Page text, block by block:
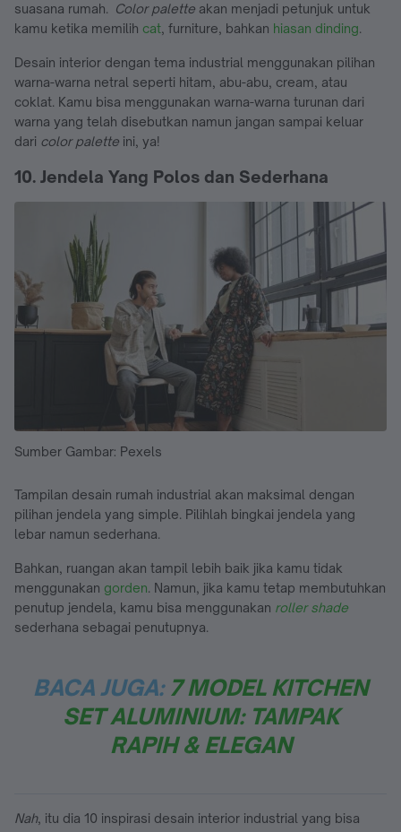
suasana rumah. Color palette akan menjadi petunjuk untuk
kamu ketika memilih cat, furniture, bahkan hiasan dinding.
Desain interior dengan tema industrial menggunakan pilihan
warna-warna netral seperti hitam, abu-abu, cream, atau
coklat. Kamu bisa menggunakan warna-warna turunan dari
warna yang telah disebutkan namun jangan sampai keluar
dari color palette ini, ya!
10. Jendela Yang Polos dan Sederhana
Sumber Gambar: Pexels
Tampilan desain rumah industrial akan maksimal dengan
pilihan jendela yang simple. Pilihlah bingkai jendela yang
lebar namun sederhana.
Bahkan, ruangan akan tampil lebih baik jika kamu tidak
menggunakan gorden. Namun, jika kamu tetap membutuhkan
penutup jendela, kamu bisa menggunakan roller shade
sederhana sebagai penutupnya.
BACA JUGA: 7 MODEL KITCHEN
SET ALUMINIUM: TAMPAK
RAPIH & ELEGAN
Nah, itu dia 10 inspirasi desain interior industrial yang bisa